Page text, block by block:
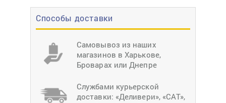
Способы доставки
Самовывоз из наших
магазинов в Харькове,
Броварах или Днепре
Службами курьерской
доставки: «Деливери», «САТ»,